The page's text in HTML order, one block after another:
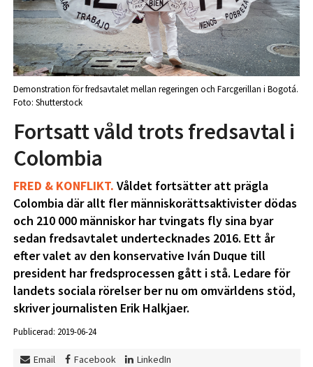
Demonstration för fredsavtalet mellan regeringen och Farcgerillan i Bogotá.
Foto: Shutterstock
Fortsatt våld trots fredsavtal i
Colombia
FRED & KONFLIKT. Våldet fortsätter att prägla
Colombia där allt fler människorättsaktivister dödas
och 210 000 människor har tvingats fly sina byar
sedan fredsavtalet undertecknades 2016. Ett år
efter valet av den konservative Iván Duque till
president har fredsprocessen gått i stå. Ledare för
landets sociala rörelser ber nu om omvärldens stöd,
skriver journalisten Erik Halkjaer.
Publicerad: 2019-06-24
Email Facebook LinkedIn